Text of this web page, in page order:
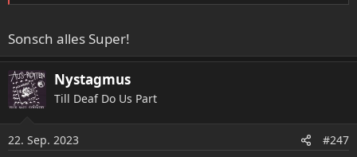
Sonsch alles Super!
Nystagmus
Till Deaf Do Us Part
22. Sep. 2023 #247